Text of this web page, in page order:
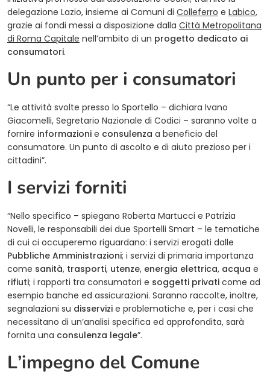
delegazione Lazio, insieme ai Comuni di Colleferro (opens in a
e Labico,
grazie ai fondi messi a disposizione dalla Città Metropolitana
di Roma Capitale (opens in a new tab)
nell’ambito di un progetto dedicato ai
consumatori.
Un punto per i consumatori
“Le attività svolte presso lo Sportello – dichiara Ivano
Giacomelli, Segretario Nazionale di Codici – saranno volte a
fornire informazioni e consulenza a beneficio del
consumatore. Un punto di ascolto e di aiuto prezioso per i
cittadini”.
I servizi forniti
“Nello specifico – spiegano Roberta Martucci e Patrizia
Novelli, le responsabili dei due Sportelli Smart – le tematiche
di cui ci occuperemo riguardano: i servizi erogati dalle
Pubbliche Amministrazioni; i servizi di primaria importanza
come sanità, trasporti, utenze, energia elettrica, acqua e
rifiuti; i rapporti tra consumatori e soggetti privati come ad
esempio banche ed assicurazioni. Saranno raccolte, inoltre,
segnalazioni su disservizi e problematiche e, per i casi che
necessitano di un’analisi specifica ed approfondita, sarà
fornita una consulenza legale”.
L’impegno del Comune